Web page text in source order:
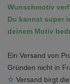
Wunschmotiv
Du kannst super
deinem Motiv
Ein Versand von
Gründen nicht in
☆ Versand birgt